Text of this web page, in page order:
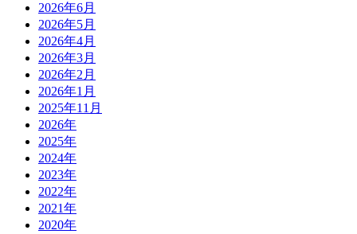
2026年6月
2026年5月
2026年4月
2026年3月
2026年2月
2026年1月
2025年11月
2026年
2025年
2024年
2023年
2022年
2021年
2020年